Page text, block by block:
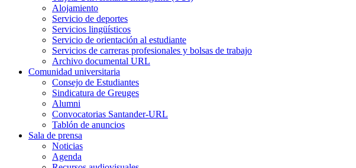
Alojamiento
Servicio de deportes
Servicios lingüísticos
Servicio de orientación al estudiante
Servicios de carreras profesionales y bolsas de trabajo
Archivo documental URL
Comunidad universitaria
Consejo de Estudiantes
Sindicatura de Greuges
Alumni
Convocatorias Santander-URL
Tablón de anuncios
Sala de prensa
Noticias
Agenda